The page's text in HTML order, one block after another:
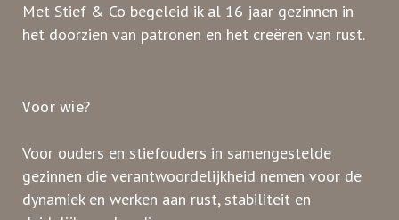
Met Stief & Co begeleid ik al 16 jaar gezinnen in
het doorzien van patronen en het creëren van rust.
Voor wie?
Voor ouders en stiefouders in samengestelde
gezinnen die verantwoordelijkheid nemen voor de
dynamiek en werken aan rust, stabiliteit en